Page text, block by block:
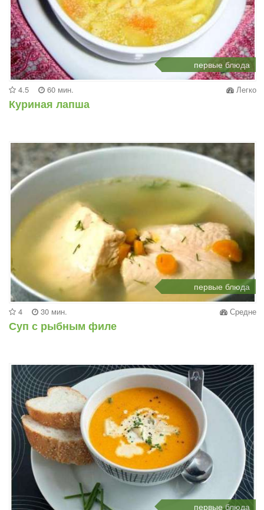
первые блюда
4.5 60 мин. Легко
Куриная лапша
первые блюда
4 30 мин. Средне
Суп с рыбным филе
первые блюда